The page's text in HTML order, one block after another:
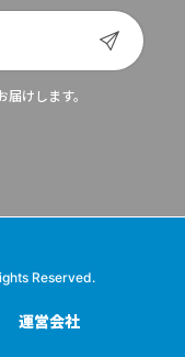
けします。
Reserved.
運営会社